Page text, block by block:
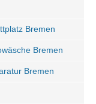
Bremen
Bremen
Bremen